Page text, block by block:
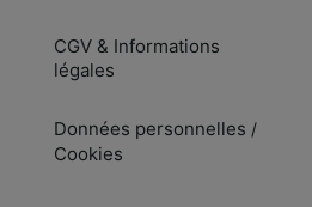
CGV & Informations
légales
Données personnelles /
Cookies